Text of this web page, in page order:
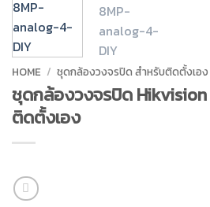
HOME / ชุดกล้องวงจรปิด สำหรับติดตั้งเอง
ชุดกล้องวงจรปิด
ติดตั้งเอง